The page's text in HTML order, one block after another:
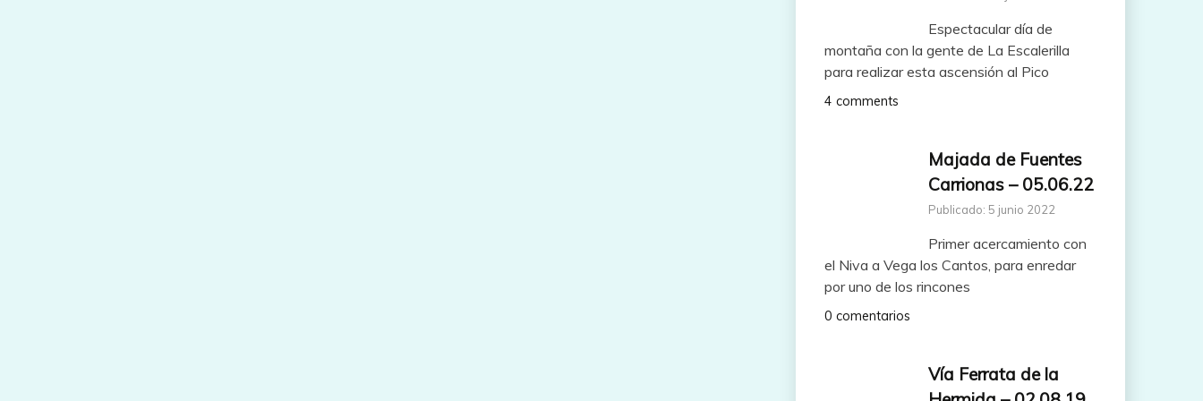
Espectacular día de
montaña con la gente de La Escalerilla
para realizar esta ascensión al Pico
4 comments
Majada de Fuentes
Carrionas – 05.06.22
Publicado: 5 junio 2022
Primer acercamiento con
el Niva a Vega los Cantos, para enredar
por uno de los rincones
0 comentarios
Vía Ferrata de la